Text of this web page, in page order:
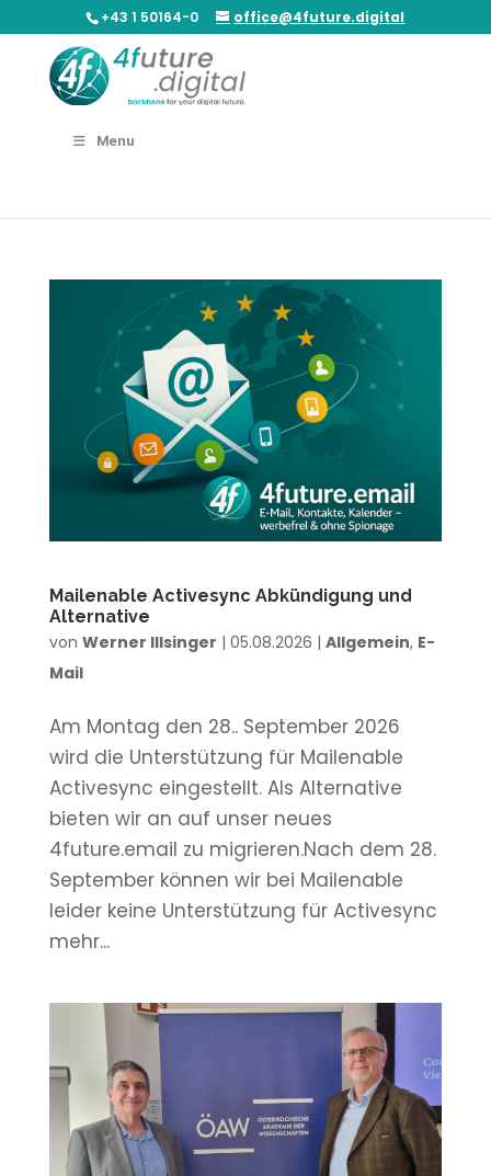
+43 1 50164-0 office@4future.digital
Menu
Mailenable Activesync Abkündigung und
Alternative
von Werner Illsinger | 05.08.2026 | Allgemein, E-
Mail
Am Montag den 28.. September 2026
wird die Unterstützung für Mailenable
Activesync eingestellt. Als Alternative
bieten wir an auf unser neues
4future.email zu migrieren.Nach dem 28.
September können wir bei Mailenable
leider keine Unterstützung für Activesync
mehr...